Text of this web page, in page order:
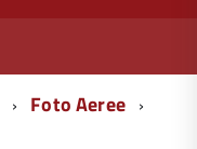
Foto Aeree